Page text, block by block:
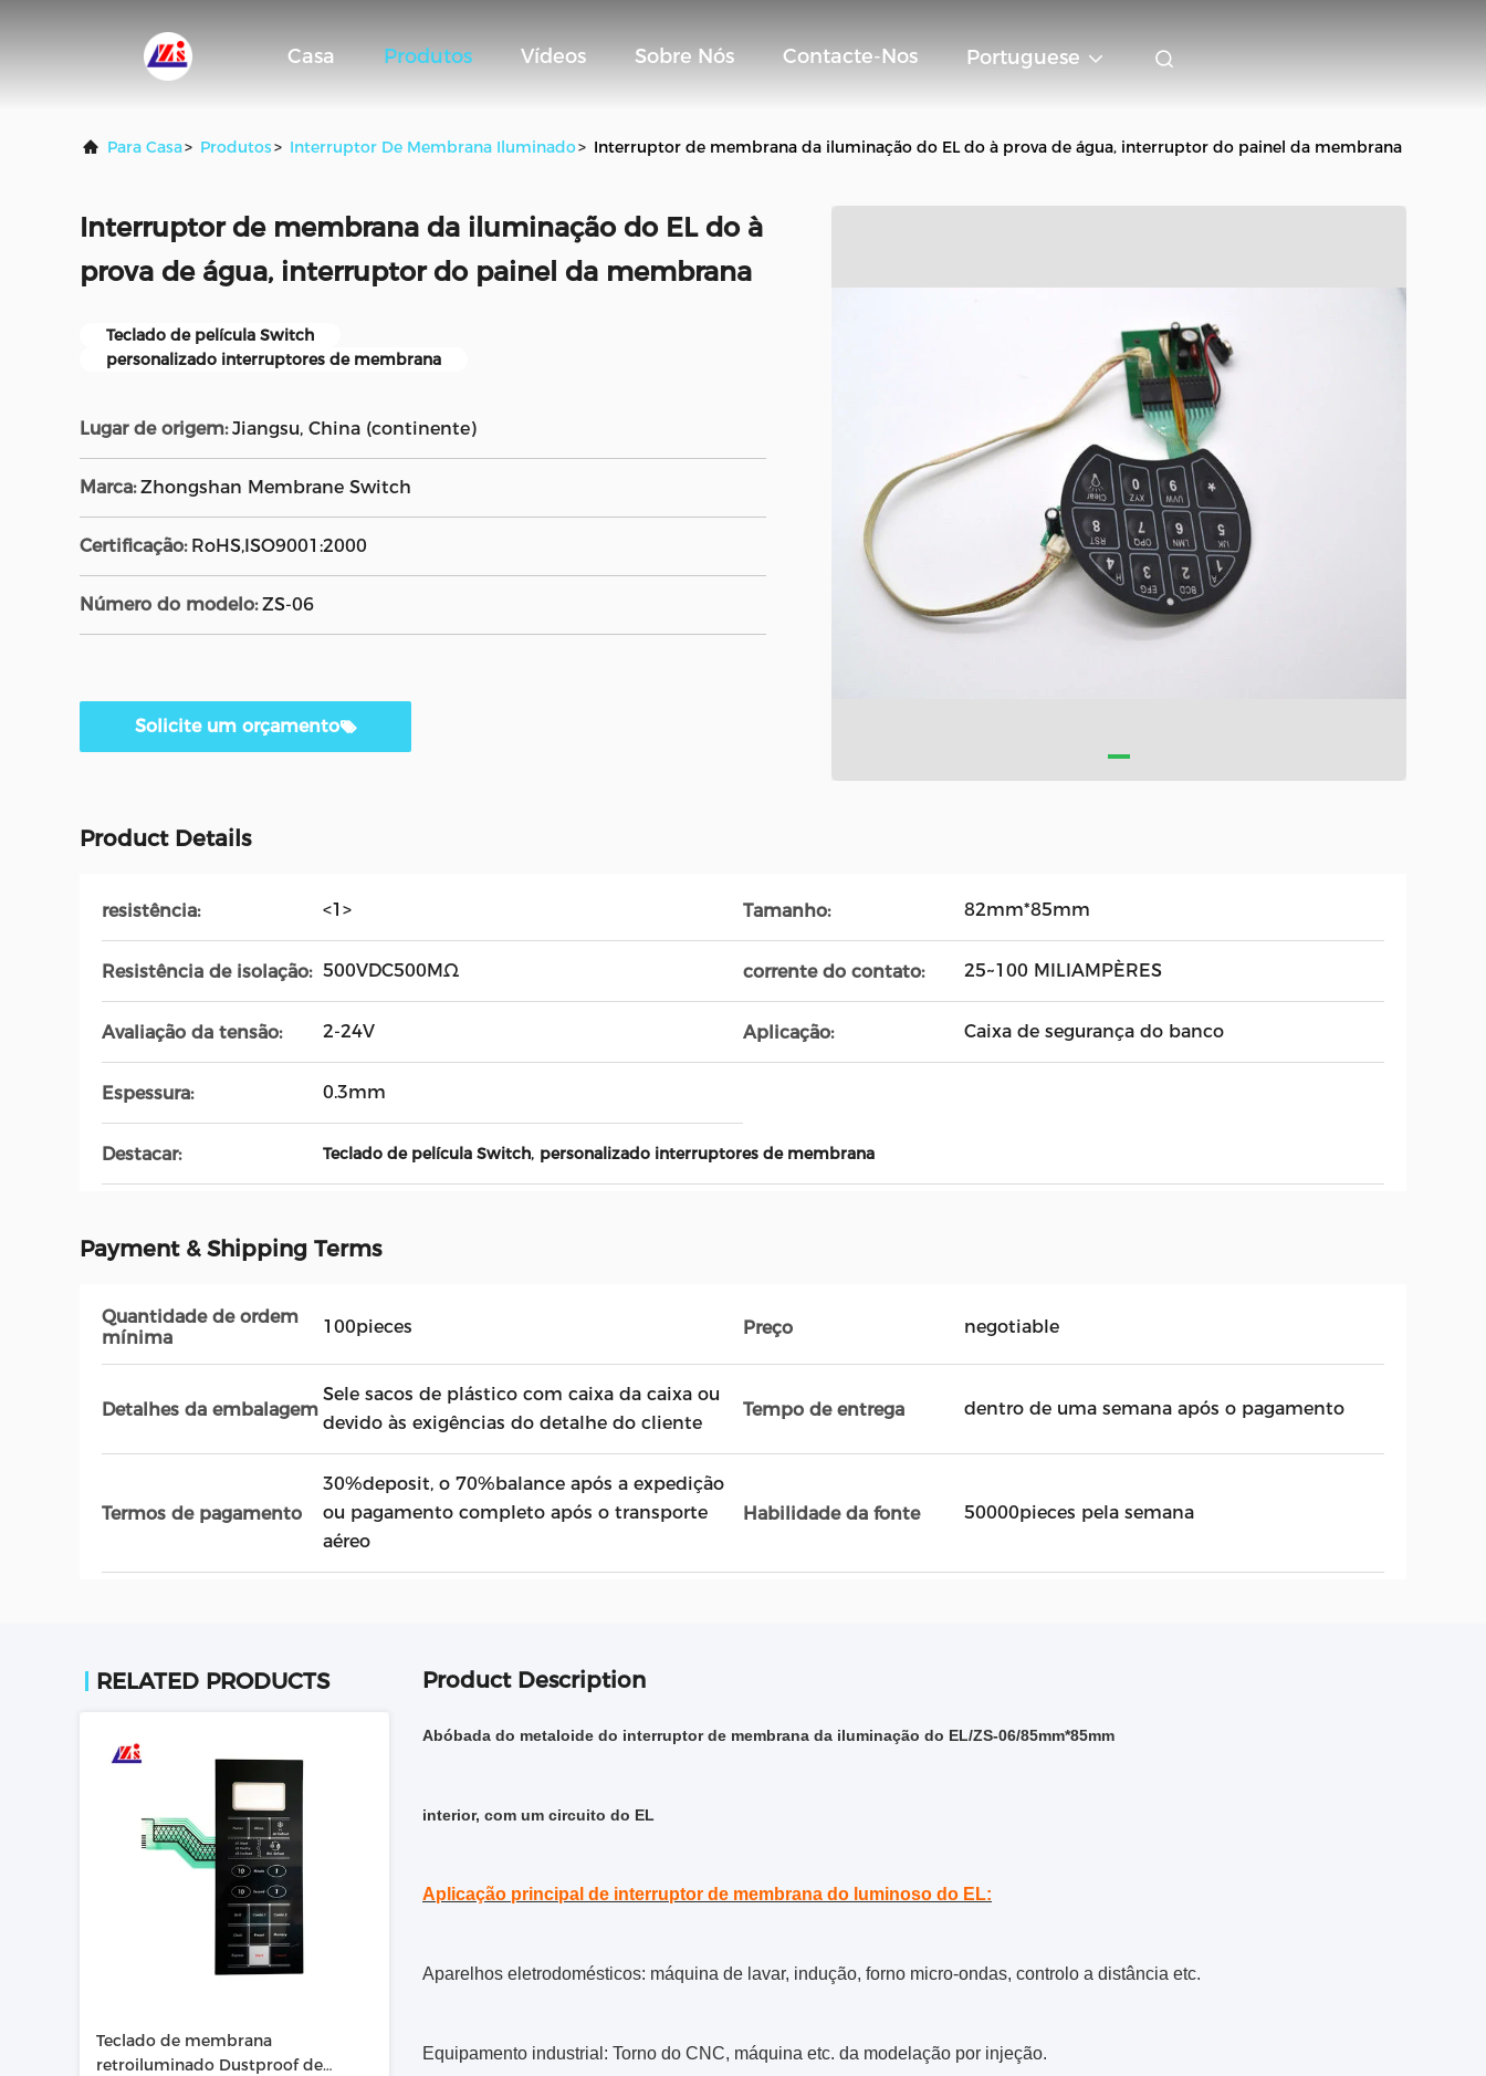
Casa Produtos Vídeos Sobre Nós Contacte-Nos Portuguese
Para Casa> Produtos> Interruptor De Membrana Iluminado> Interruptor de membrana da iluminação do EL do à prova de água, interruptor do painel da membrana
Interruptor de membrana da iluminação do EL do à
prova de água, interruptor do painel da membrana
Teclado de película Switch
personalizado interruptores de membrana
Lugar de origem: Jiangsu, China (continente)
Marca: Zhongshan Membrane Switch
Certificação: RoHS,ISO9001:2000
Número do modelo: ZS-06
Solicite um orçamento
Product Details
resistência: <1> Tamanho: 82mm*85mm
Resistência de isolação: 500VDC500MΩ corrente do contato: 25~100 MILIAMPÈRES
Avaliação da tensão: 2-24V Aplicação: Caixa de segurança do banco
Espessura: 0.3mm
Destacar: Teclado de película Switch, personalizado interruptores de membrana
Payment & Shipping Terms
Quantidade de ordem
mínima
100pieces Preço negotiable
Detalhes da embalagem
Sele sacos de plástico com caixa da caixa ou
devido às exigências do detalhe do cliente
Tempo de entrega dentro de uma semana após o pagamento
Termos de pagamento
30%deposit, o 70%balance após a expedição
ou pagamento completo após o transporte
aéreo
Habilidade da fonte 50000pieces pela semana
RELATED PRODUCTS
Teclado de membrana
retroiluminado Dustproof de
Product Description
Abóbada do metaloide do interruptor de membrana da iluminação do EL/ZS-06/85mm*85mm
interior, com um circuito do EL
Aplicação principal de interruptor de membrana do luminoso do EL:
Aparelhos eletrodomésticos: máquina de lavar, indução, forno micro-ondas, controlo a distância etc.
Equipamento industrial: Torno do CNC, máquina etc. da modelação por injeção.